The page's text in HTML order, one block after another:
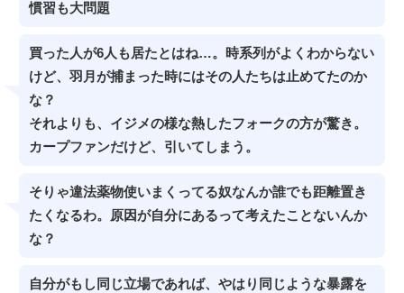
慣習も大問題
買った人が6人も居たとはね…。時系列がよくわからない
けど、羽月が捕まった時にはその人たちは止めてたのか
な？
それよりも、イジメの様な熱したフォークの方が驚き。
カープファンだけど、引いてしまう。
そりゃ違法薬物使いまくってる奴なんか誰でも距離置き
たくなるわ。原因が自分にあるって考えたことないんか
な？
自分がもし同じ立場であれば、やはり同じような暴露を